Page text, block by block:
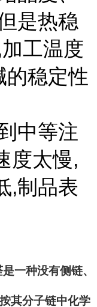
是热稳
工温度
的稳定性
中等注
度太慢,
,制品表
是一种没有侧链、
其分子链中化学